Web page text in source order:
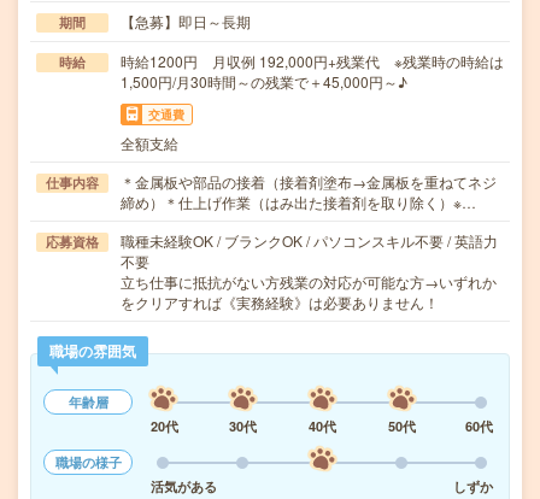
期間 【急募】即日～長期
時給
時給1200円 月収例 192,000円+残業代 ※残業時の時給は
1,500円/月30時間～の残業で＋45,000円～♪
交通費
全額支給
仕事内容
＊金属板や部品の接着（接着剤塗布→金属板を重ねてネジ
締め）＊仕上げ作業（はみ出た接着剤を取り除く）※…
応募資格
職種未経験OK / ブランクOK / パソコンスキル不要 / 英語力
不要
立ち仕事に抵抗がない方残業の対応が可能な方→いずれか
をクリアすれば《実務経験》は必要ありません！
職場の雰囲気
年齢層
20代
30代 40代 50代
60代
職場の様子
活気がある
しずか